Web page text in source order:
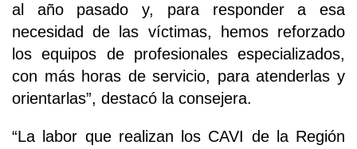
al año pasado y, para responder a esa
necesidad de las víctimas, hemos reforzado
los equipos de profesionales especializados,
con más horas de servicio, para atenderlas y
orientarlas”, destacó la consejera.
“La labor que realizan los CAVI de la Región